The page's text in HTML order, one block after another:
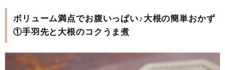
ボリューム満点でお腹いっぱい♪大根の簡単おかず
①手羽先と大根のコクうま煮